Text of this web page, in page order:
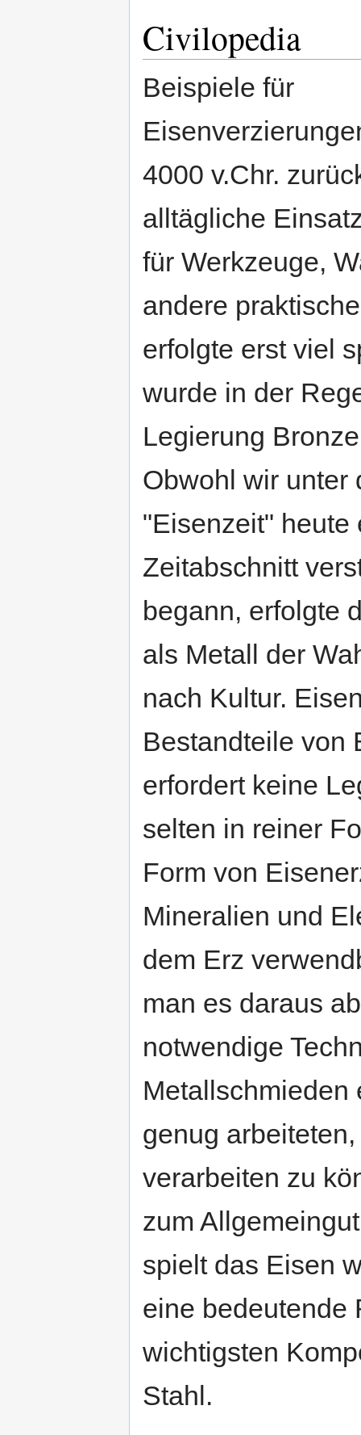
Civilopedia
Beispiele für
4000 v.Chr.
alltägliche
für Werkzeuge,
andere
erfolgte erst viel
wurde in der
Legierung
Obwohl wir unter
"Eisenzeit" heute
Zeitabschnitt
begann, erfolgte
als Metall der
nach Kultur.
Bestandteile von
erfordert keine
selten in reiner
Form von
Mineralien und
dem Erz
man es daraus
notwendige
Metallschmieden
genug
verarbeiten zu
zum
spielt das Eisen
eine bedeutende
wichtigsten
Stahl.